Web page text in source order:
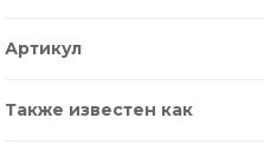
Артикул
Также известен как